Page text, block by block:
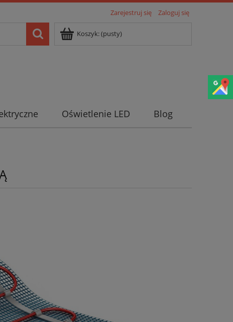
Zarejestruj się Zaloguj się
Koszyk:(pusty)
Oświetlenie LED
Blog